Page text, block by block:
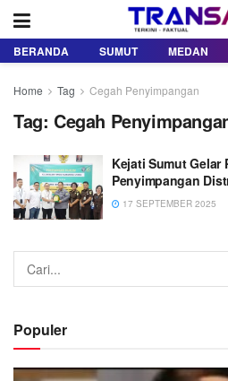
BERANDA SUMUT MEDAN
Home Tag Cegah Penyimpangan
Tag: Cegah
Kejati Sumut Gelar
Penyimpangan
17 SEPTEMBER 2025
Populer